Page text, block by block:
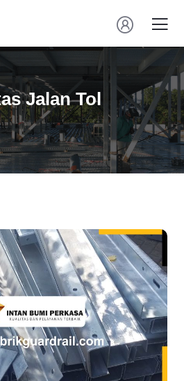
Jalan Tol